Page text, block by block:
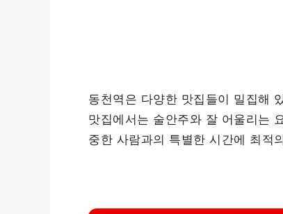
동천역은 다양한 맛집들이 밀집해
맛집에서는 술안주와 잘 어울리는
중한 사람과의 특별한 시간에 최적